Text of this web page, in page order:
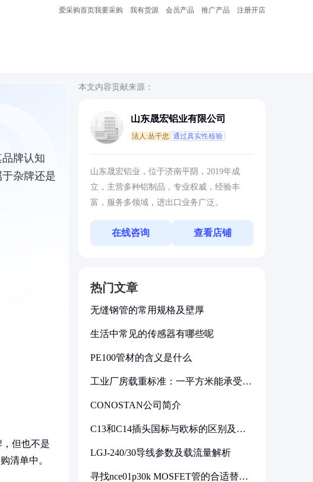
爱采购首页我要采购 我有货源 会员产品 推广产品 注册开店
牌认知
杂牌还是
但也不是
清单中。
本文内容贡献来源：
山东晟宏铝业有限公司
法人:丛干忠 通过真实性核验
山东晟宏铝业，位于济南平阴，2019年成
立，主营多种铝制品，专业权威，经验丰
富，服务多领域，进出口业务广泛。
在线咨询 查看店铺
热门文章
无缝钢管的常用规格及壁厚
生活中常见的传感器有哪些呢
PE100管材的含义是什么
工业厂房载重标准：一平方米能承受多
CONOSTAN公司简介
C13和C14插头国标与欧标的区别及其
LGJ-240/30导线参数及载流量解析
寻找nce01p30k MOSFET管的合适替代